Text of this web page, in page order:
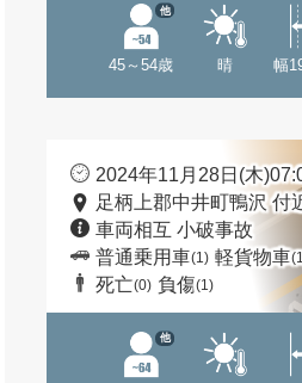
45～54歳
他
晴 幅
2024年11月28日(木
足柄上郡中井町鴨沢 付
車両相互 小破事故
普通乗用車(1) 軽貨物車
死亡(0) 負傷(1)
他